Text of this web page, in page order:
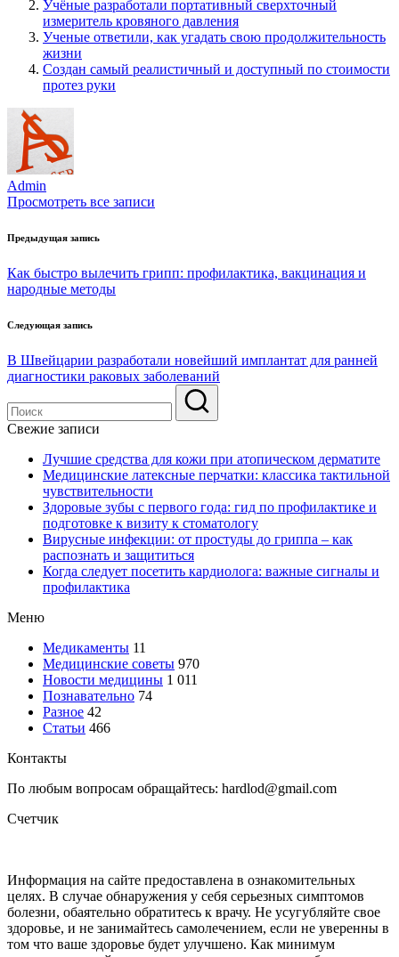
Учёные разработали портативный сверхточный
измеритель кровяного давления
Ученые ответили, как угадать свою продолжительность
жизни
Создан самый реалистичный и доступный по стоимости
протез руки
Admin
Просмотреть все записи
Навигация
по
записям
Предыдущая запись
Как быстро вылечить грипп: профилактика, вакцинация и
народные методы
Следующая запись
В Швейцарии разработали новейший имплантат для ранней
диагностики раковых заболеваний
Свежие записи
Лучшие средства для кожи при атопическом дерматите
Медицинские латексные перчатки: классика тактильной
чувствительности
Здоровые зубы с первого года: гид по профилактике и
подготовке к визиту к стоматологу
Вирусные инфекции: от простуды до гриппа – как
распознать и защититься
Когда следует посетить кардиолога: важные сигналы и
профилактика
Меню
Медикаменты 11
Медицинские советы 970
Новости медицины 1 011
Познавательно 74
Разное 42
Статьи 466
Контакты
По любым вопросам обращайтесь: hardlod@gmail.com
Счетчик
Информация на сайте предоставлена в ознакомительных
целях. В случае обнаружения у себя серьезных симптомов
болезни, обаятельно обратитесь к врачу. Не усугубляйте свое
здоровье, и не занимайтесь самолечением, если не уверенны в
том что ваше здоровье будет улучшено. Как минимум